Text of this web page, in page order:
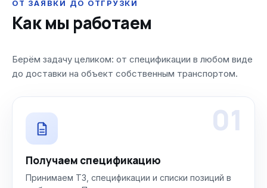
ОТ ЗАЯВКИ ДО ОТГРУЗКИ
Как мы работаем
Берём задачу целиком: от спецификации в любом виде
до доставки на объект собственным транспортом.
01
Получаем спецификацию
Принимаем ТЗ, спецификации и списки позиций в